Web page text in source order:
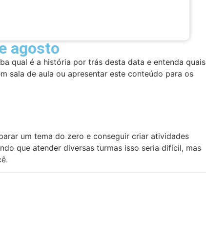
agosto
qual é a história por trás desta data e entenda quais
sala de aula ou apresentar este conteúdo para os
um tema do zero e conseguir criar atividades
que atender diversas turmas isso seria difícil, mas